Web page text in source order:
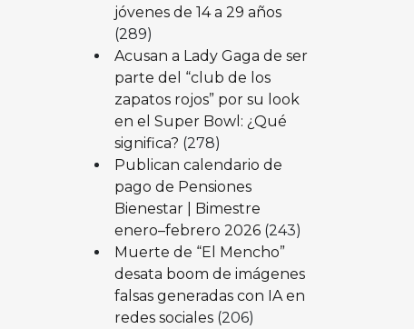
jóvenes de 14 a 29 años
(289)
Acusan a Lady Gaga de ser
parte del “club de los
zapatos rojos” por su look
en el Super Bowl: ¿Qué
significa? (278)
Publican calendario de
pago de Pensiones
Bienestar | Bimestre
enero–febrero 2026 (243)
Muerte de “El Mencho”
desata boom de imágenes
falsas generadas con IA en
redes sociales (206)